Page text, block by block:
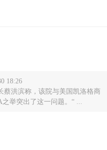
18:26
蔡洪滨称，该院与美国凯洛格商
举突出了这一问题。“ ...